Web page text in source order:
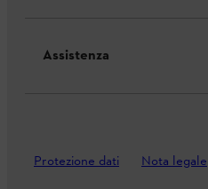
Assistenza
Protezione dati Nota legale